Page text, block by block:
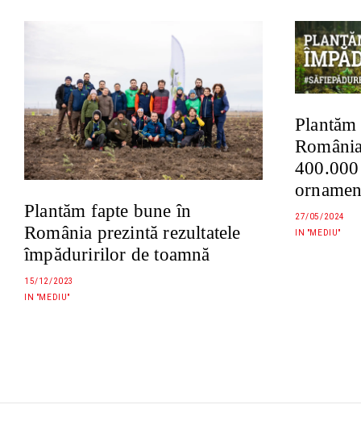
Plantăm fapte bune în
România prezintă rezultatele
împăduririlor de toamnă
15/12/2023
IN "MEDIU"
27/05/2024
IN "MEDIU"